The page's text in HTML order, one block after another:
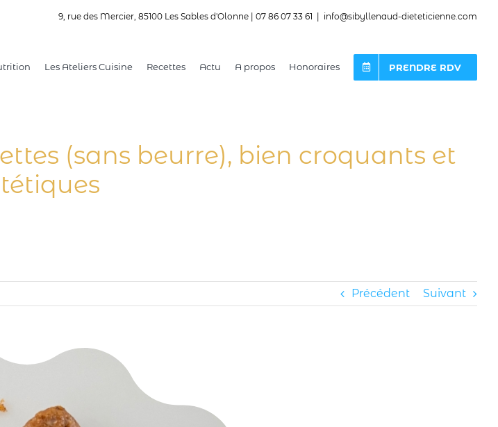
9, rue des Mercier, 85100 Les Sables d'Olonne | 07 86 07 33 61 info@sibyllenaud-dieteticienne.com
Les Ateliers Cuisine Recettes Actu A propos Honoraires PRENDRE RDV
(sans beurre), bien croquants et
Précédent Suivant